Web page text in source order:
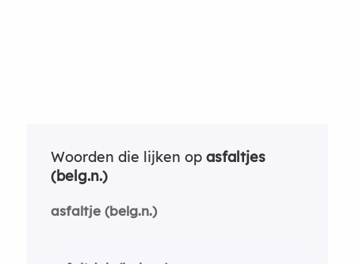
Woorden die lijken op asfaltjes
(belg.n.)
asfaltje (belg.n.)